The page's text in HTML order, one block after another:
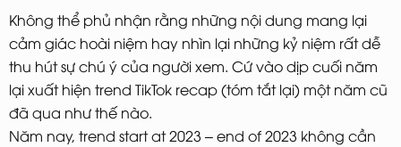
Không thể phủ nhận rằng những nội dung mang lại
cảm giác hoài niệm hay nhìn lại những kỷ niệm rất dễ
thu hút sự chú ý của người xem. Cứ vào dịp cuối năm
lại xuất hiện trend TikTok recap (tóm tắt lại) một năm cũ
đã qua như thế nào.
Năm nay, trend start at 2023 – end of 2023 không cần